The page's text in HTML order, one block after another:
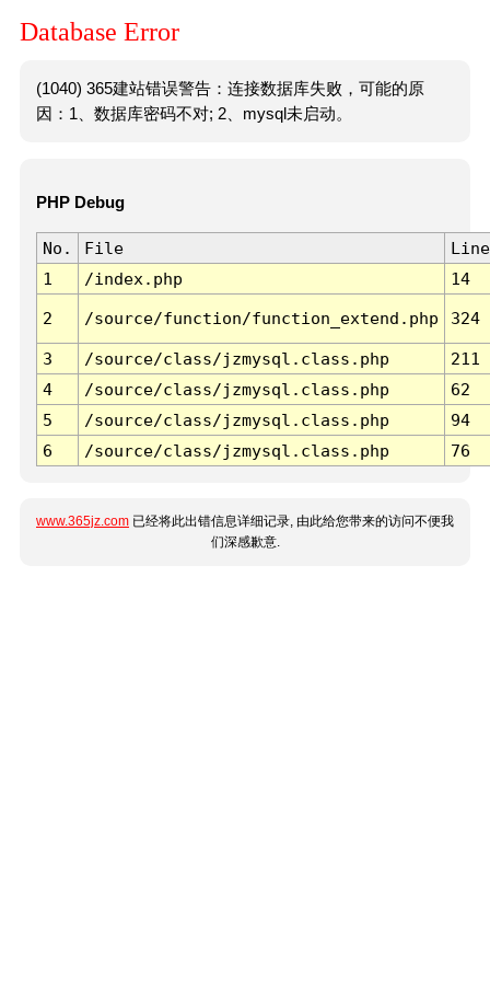
Database Error
(1040) 365建站错误警告：连接数据库失败，可能的原
因：1、数据库密码不对; 2、mysql未启动。
PHP Debug
No. File
Line
1
/index.php 14
2 /source/function/function_extend.php 324
3 /source/class/jzmysql.class.php
211
4
/source/class/jzmysql.class.php
62
5
/source/class/jzmysql.class.php
94
6
/source/class/jzmysql.class.php 76
www.365jz.com 已经将此出错信息详细记录, 由此给您带来的访问不便我
们深感歉意.